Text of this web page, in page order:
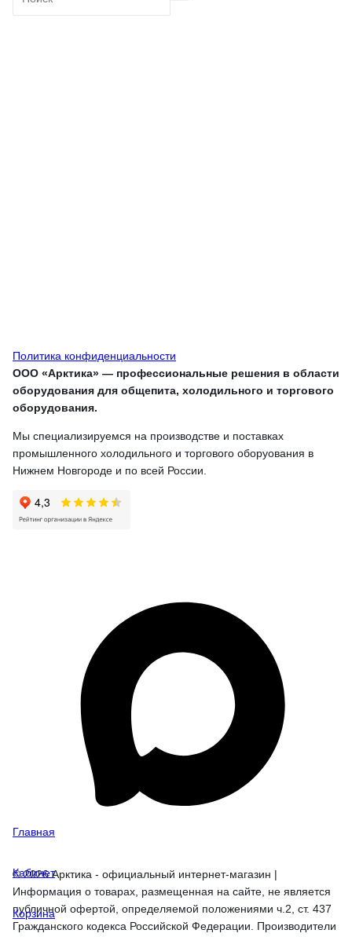
Политика конфиденциальности
ООО «Арктика» — профессиональные решения в области
оборудования для общепита, холодильного и торгового
оборудования.
Мы специализируемся на производстве и поставках
промышленного холодильного и торгового оборуования в
Нижнем Новгороде и по всей России.
© 2026 Арктика - официальный интернет-магазин |
Информация о товарах, размещенная на сайте, не является
публичной офертой, определяемой положениями ч.2, ст. 437
Гражданского кодекса Российской Федерации. Производители
Главная
Кабинет
Корзина